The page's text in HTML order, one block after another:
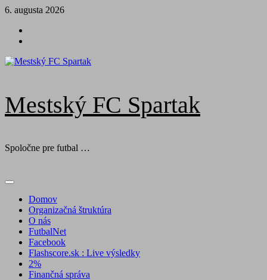
Skip
content
6. augusta 2026
Mestský FC Spartak
Spoločne pre futbal …
Primary
Domov
Organizačná štruktúra
O nás
FutbalNet
Facebook
Flashscore.sk : Live výsledky
2%
Finančná správa